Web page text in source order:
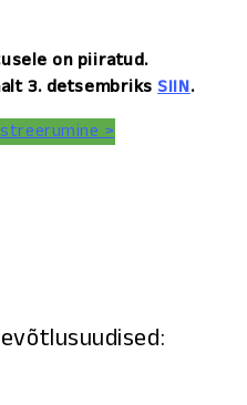
on piiratud.
3. detsembriks SIIN.
>